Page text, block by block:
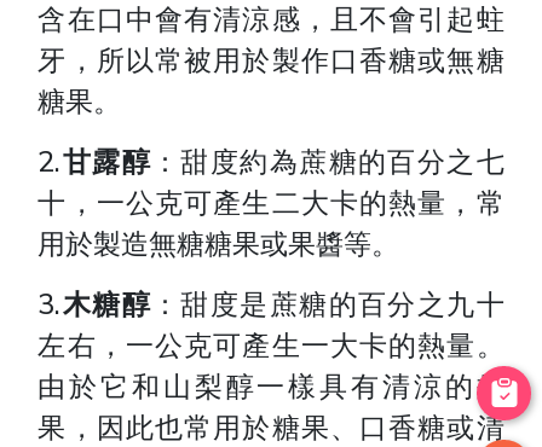
含在口中會有清涼感，且不會引起蛀
牙，所以常被用於製作口香糖或無糖
糖果。
2.甘露醇 ：甜度約為蔗糖的百分之七
十，一公克可產生二大卡的熱量，常
用於製造無糖糖果或果醬等。
3.木糖醇 ：甜度是蔗糖的百分之九十
左右，一公克可產生一大卡的熱量。
由於它和山梨醇一樣具有清涼的效
果，因此也常用於糖果、口香糖或清